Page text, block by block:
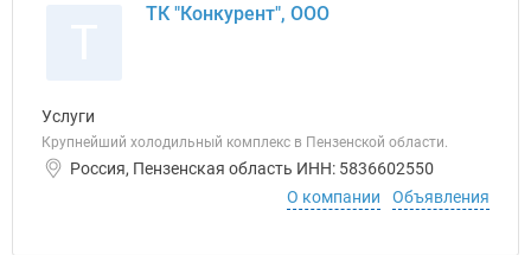
ТК "Конкурент", ООО
Услуги
Крупнейший холодильный комплекс в Пензенской области.
Россия, Пензенская область ИНН: 5836602550
О компании
Объявления